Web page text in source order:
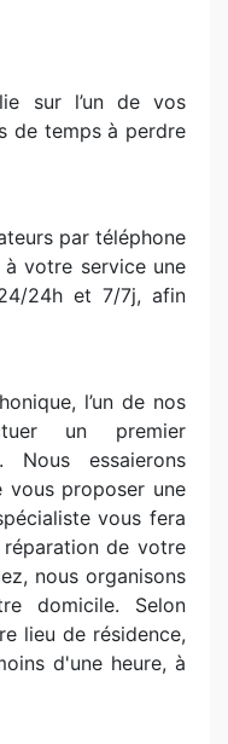
sur l’un de vos
de temps à perdre
par téléphone
votre service une
24h et 7/7j, afin
l’un de nos
un premier
essaierons
vous proposer une
vous fera
de votre
nous organisons
domicile. Selon
lieu de résidence,
d'une heure, à